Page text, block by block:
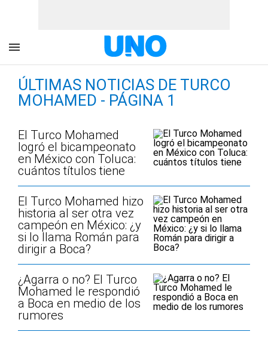
ÚLTIMAS NOTICIAS DE TURCO
MOHAMED - PÁGINA 1
El Turco Mohamed
logró el bicampeonato
en México con Toluca:
cuántos títulos tiene
El Turco Mohamed hizo
historia al ser otra vez
campeón en México: ¿y
si lo llama Román para
dirigir a Boca?
¿Agarra o no? El Turco
Mohamed le respondió
a Boca en medio de los
rumores